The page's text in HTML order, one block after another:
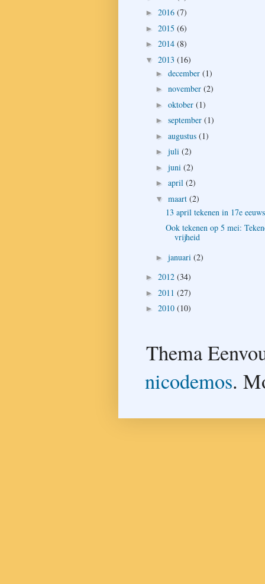
► 2016 (7)
► 2015 (6)
► 2014 (8)
▼ 2013 (16)
► december (1)
► november (2)
► oktober (1)
► september (1)
► augustus (1)
► juli (2)
► juni (2)
► april (2)
▼ maart (2)
13 april tekenen in 17e
Ook tekenen op 5 mei:
vrijheid
► januari (2)
► 2012 (34)
► 2011 (27)
► 2010 (10)
Thema
nicodemos.